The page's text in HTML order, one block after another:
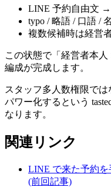
LINE 予約自由文 →
typo / 略語 / 口語 /
複数候補時は経営
この状態で「経営者本人
編成が完成します。
スタッフ多人数権限で
パワー化するという
なります。
関連リンク
LINE で来た予約
(前回記事)